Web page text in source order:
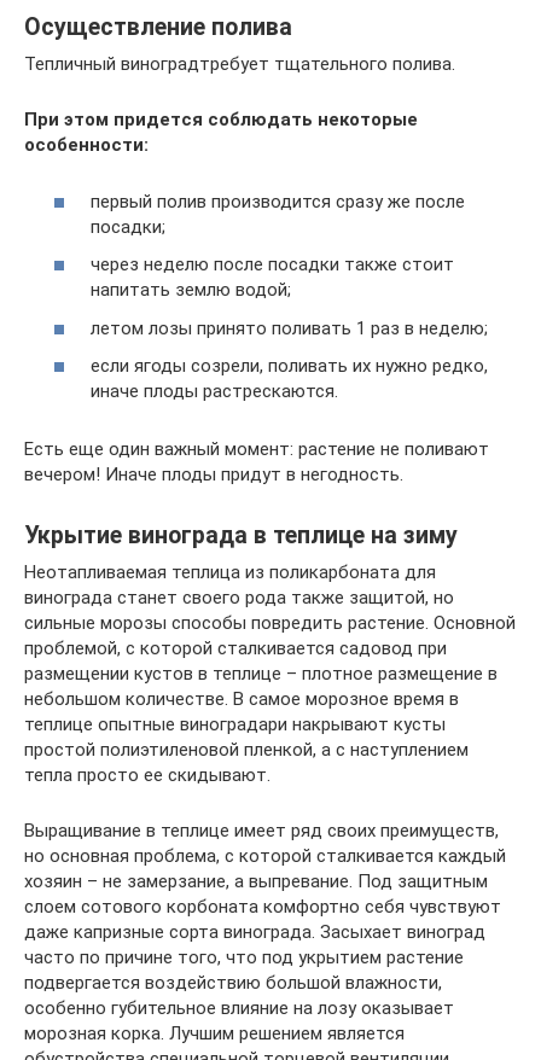
Осуществление полива
Тепличный виноградтребует тщательного полива.
При этом придется соблюдать некоторые
особенности:
первый полив производится сразу же после
посадки;
через неделю после посадки также стоит
напитать землю водой;
летом лозы принято поливать 1 раз в неделю;
если ягоды созрели, поливать их нужно редко,
иначе плоды растрескаются.
Есть еще один важный момент: растение не поливают
вечером! Иначе плоды придут в негодность.
Укрытие винограда в теплице на зиму
Неотапливаемая теплица из поликарбоната для
винограда станет своего рода также защитой, но
сильные морозы способы повредить растение. Основной
проблемой, с которой сталкивается садовод при
размещении кустов в теплице – плотное размещение в
небольшом количестве. В самое морозное время в
теплице опытные виноградари накрывают кусты
простой полиэтиленовой пленкой, а с наступлением
тепла просто ее скидывают.
Выращивание в теплице имеет ряд своих преимуществ,
но основная проблема, с которой сталкивается каждый
хозяин – не замерзание, а выпревание. Под защитным
слоем сотового корбоната комфортно себя чувствуют
даже капризные сорта винограда. Засыхает виноград
часто по причине того, что под укрытием растение
подвергается воздействию большой влажности,
особенно губительное влияние на лозу оказывает
морозная корка. Лучшим решением является